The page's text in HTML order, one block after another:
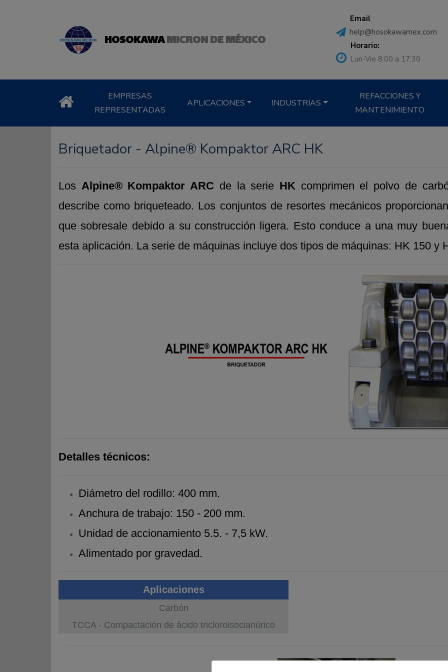
HOSOKAWAMICRON DE MÉXICO
Email
help@hosokawamex.com
Horario:
Lun-Vie 8:00 a 17:30
EMPRESAS
REPRESENTADAS
APLICACIONES INDUSTRIAS
REFACCIONES Y
MANTENIMIENTO
Briquetador - Alpine® Kompaktor ARC HK
Los Alpine® Kompaktor ARC de la serie HK comprimen el polvo de
describe como briqueteado. Los conjuntos de resortes mecánicos
que sobresale debido a su construcción ligera. Esto conduce a una muy
esta aplicación. La serie de máquinas incluye dos tipos de máquinas: HK 150 y
Detalles técnicos:
Diámetro del rodillo: 400 mm.
Anchura de trabajo: 150 - 200 mm.
Unidad de accionamiento 5.5. - 7,5 kW.
Alimentado por gravedad.
Aplicaciones
Carbón
TCCA - Compactación de ácido tricloroisocianúrico